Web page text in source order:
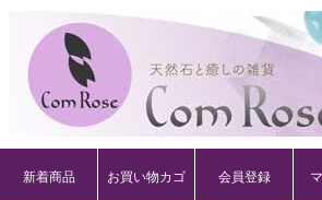
新着商品 お買い物カゴ 会員登録